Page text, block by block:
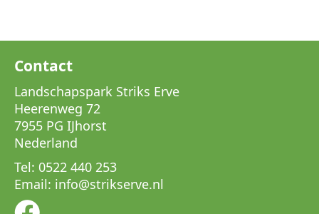
Contact
Landschapspark Striks Erve
Heerenweg 72
7955 PG IJhorst
Nederland
Tel: 0522 440 253
Email: info@strikserve.nl